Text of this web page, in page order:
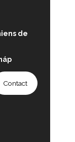
de
Contact